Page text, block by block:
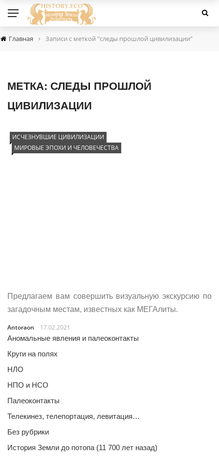
Главная › Записи с меткой "следы прошлой цивилизации"
МЕТКА: СЛЕДЫ ПРОШЛОЙ
ЦИВИЛИЗАЦИИ
ИСЧЕЗНУВШИЕ ЦИВИЛИЗАЦИИ
МИРОВЫЕ ЭПОХИ И ЧЕЛОВЕЧЕСТВА
Предлагаем вам совершить визуальную экскурсию по
загадочным местам, известных как МЕГАлиты.
Antoraon
17.02.2021
Аномальные явления и палеоконтакты
Круги на полях
НЛО
НПО и НСО
Палеоконтакты
Телекинез, телепортация, левитация…
Без рубрики
История Земли до потопа (11 700 лет назад)